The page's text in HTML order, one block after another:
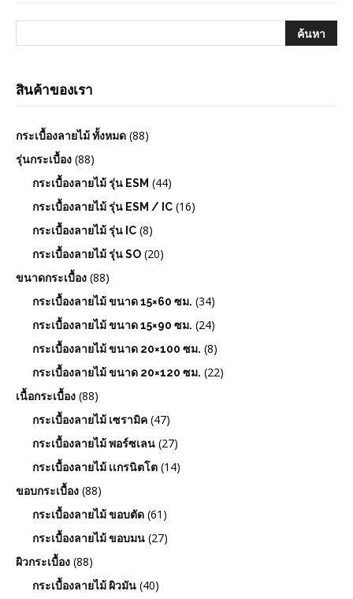
สินค้าของเรา
กระเบื้องลายไม้ ทั้งหมด (88)
รุ่นกระเบื้อง (88)
กระเบื้องลายไม้ รุ่น ESM (44)
กระเบื้องลายไม้ รุ่น ESM / IC (16)
กระเบื้องลายไม้ รุ่น IC (8)
กระเบื้องลายไม้ รุ่น SO (20)
ขนาดกระเบื้อง (88)
กระเบื้องลายไม้ ขนาด 15×60 ซม. (34)
กระเบื้องลายไม้ ขนาด 15×90 ซม. (24)
กระเบื้องลายไม้ ขนาด 20×100 ซม. (8)
กระเบื้องลายไม้ ขนาด 20×120 ซม. (22)
เนื้อกระเบื้อง (88)
กระเบื้องลายไม้ เซรามิค (47)
กระเบื้องลายไม้ พอร์ซเลน (27)
กระเบื้องลายไม้ เเกรนิตโต (14)
ขอบกระเบื้อง (88)
กระเบื้องลายไม้ ขอบตัด (61)
กระเบื้องลายไม้ ขอบมน (27)
ผิวกระเบื้อง (88)
กระเบื้องลายไม้ ผิวมัน (40)